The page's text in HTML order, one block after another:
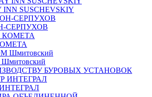
SUSCHEVSKIY
СЕРПУХОВ
БУРОВЫХ УСТАНОВОК